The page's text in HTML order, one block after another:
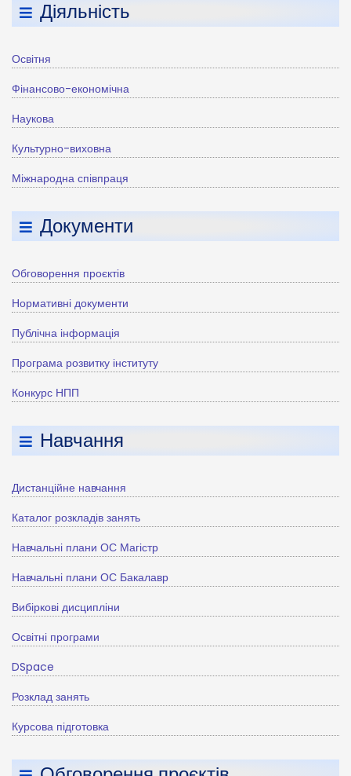
Діяльність
Освітня
Фінансово-економічна
Наукова
Культурно-виховна
Міжнародна співпраця
Документи
Обговорення проєктів
Нормативні документи
Публічна інформація
Програма розвитку інституту
Конкурс НПП
Навчання
Дистанційне навчання
Каталог розкладів занять
Навчальні плани ОС Магістр
Навчальні плани ОС Бакалавр
Вибіркові дисципліни
Освітні програми
DSpace
Розклад занять
Курсова підготовка